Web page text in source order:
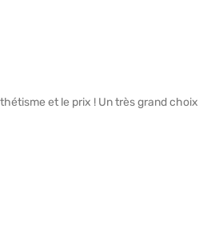
et le prix ! Un très grand